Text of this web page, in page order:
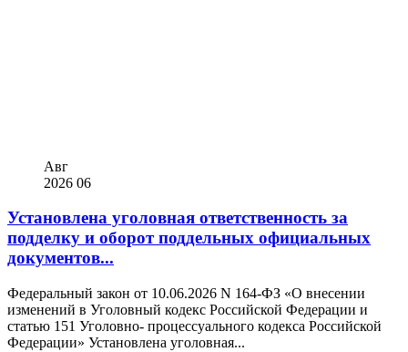
Авг
2026 06
Установлена уголовная ответственность за
подделку и оборот поддельных официальных
документов...
Федеральный закон от 10.06.2026 N 164-ФЗ «О внесении
изменений в Уголовный кодекс Российской Федерации и
статью 151 Уголовно- процессуального кодекса Российской
Федерации» Установлена уголовная...